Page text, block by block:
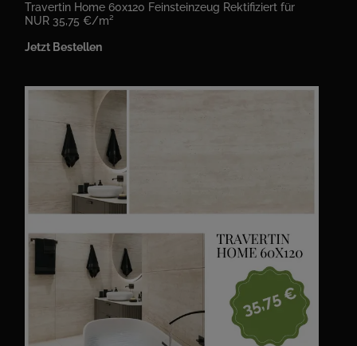
Travertin Home 60x120 Feinsteinzeug Rektifiziert für
NUR 35,75 €/m²
Jetzt Bestellen